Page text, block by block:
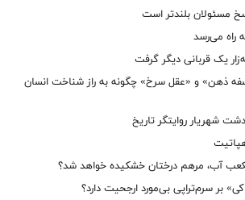
مسئولان بلندتر است
راه می‌رسد
یک قربانی دیگر گرفت
ذهن» و «عقل سرخ» چگونه به راز شناخت انسان
شهریار روایتگر تاریخ
آب، مرهم درختان خشکیده خواهد شد؟
بر سرم‌تراپی بی‌مورد ارجحیت دارد؟